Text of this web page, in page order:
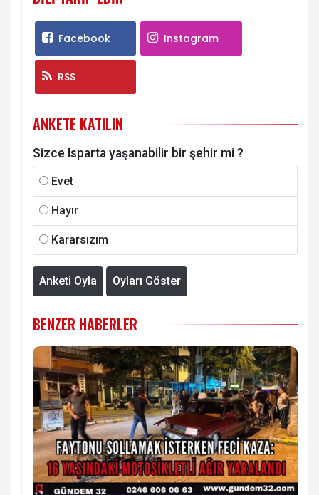
Facebook Instagram
RSS
ANKETE KATILIN
Sizce Isparta yaşanabilir bir şehir mi ?
Evet
Hayır
Kararsızım
Anketi Oyla Oyları Göster
BENZER HABERLER